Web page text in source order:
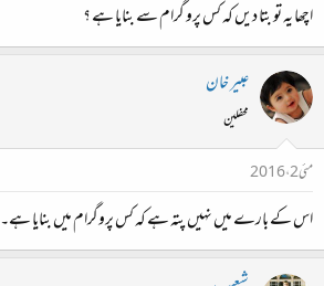
اچھا یہ تو بتا دیں کہ کس پرو گرام سے بنایا ہے ؟
عبیر خان
محفلین
مئی 2، 2016
اس کے بارے میں نہیں پتہ ہے کہ کس پروگرام میں بنایا ہے۔